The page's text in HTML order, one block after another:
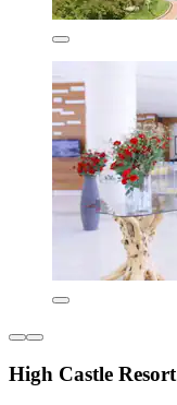
High Castle Resort